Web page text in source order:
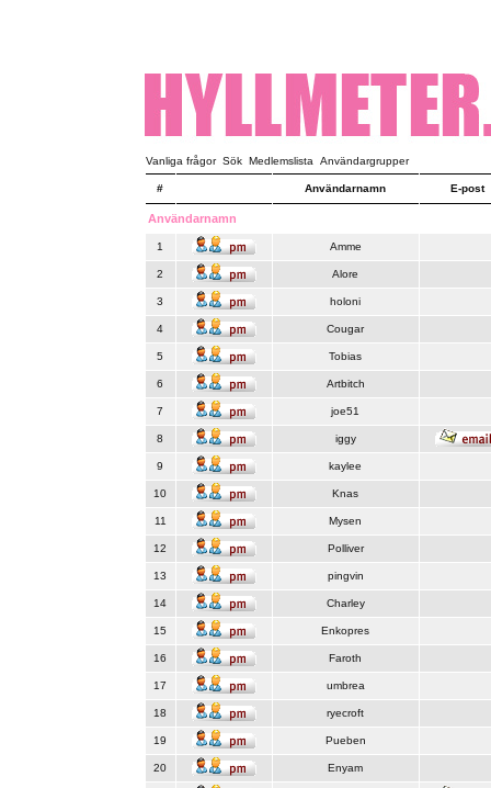
Vanliga frågor Sök Medlemslista Användargrupper
# Användarnamn E-post
Användarnamn
1 Amme
2 Alore
3 holoni
4 Cougar
5 Tobias
6 Artbitch
7 joe51
8 iggy
9 kaylee
10 Knas
11 Mysen
12 Polliver
13 pingvin
14 Charley
15 Enkopres
16 Faroth
17 umbrea
18 ryecroft
19 Pueben
20 Enyam